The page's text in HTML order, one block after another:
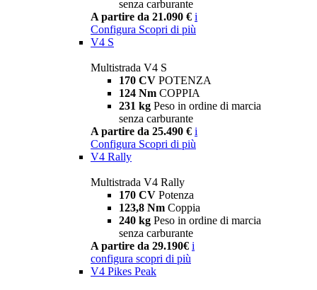
senza carburante
A partire da 21.090 € i
Configura Scopri di più
V4 S
Multistrada V4 S
170 CV POTENZA
124 Nm COPPIA
231 kg Peso in ordine di marcia
senza carburante
A partire da 25.490 € i
Configura Scopri di più
V4 Rally
Multistrada V4 Rally
170 CV Potenza
123,8 Nm Coppia
240 kg Peso in ordine di marcia
senza carburante
A partire da 29.190€ i
configura scopri di più
V4 Pikes Peak